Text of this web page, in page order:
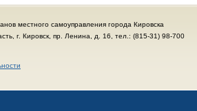
местного самоуправления города Кировска
г. Кировск, пр. Ленина, д. 16, тел.: (815-31) 98-700